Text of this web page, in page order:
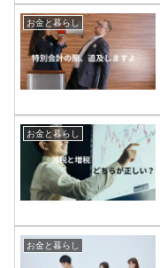
お金と暮らし
お金と暮らし
お金と暮らし